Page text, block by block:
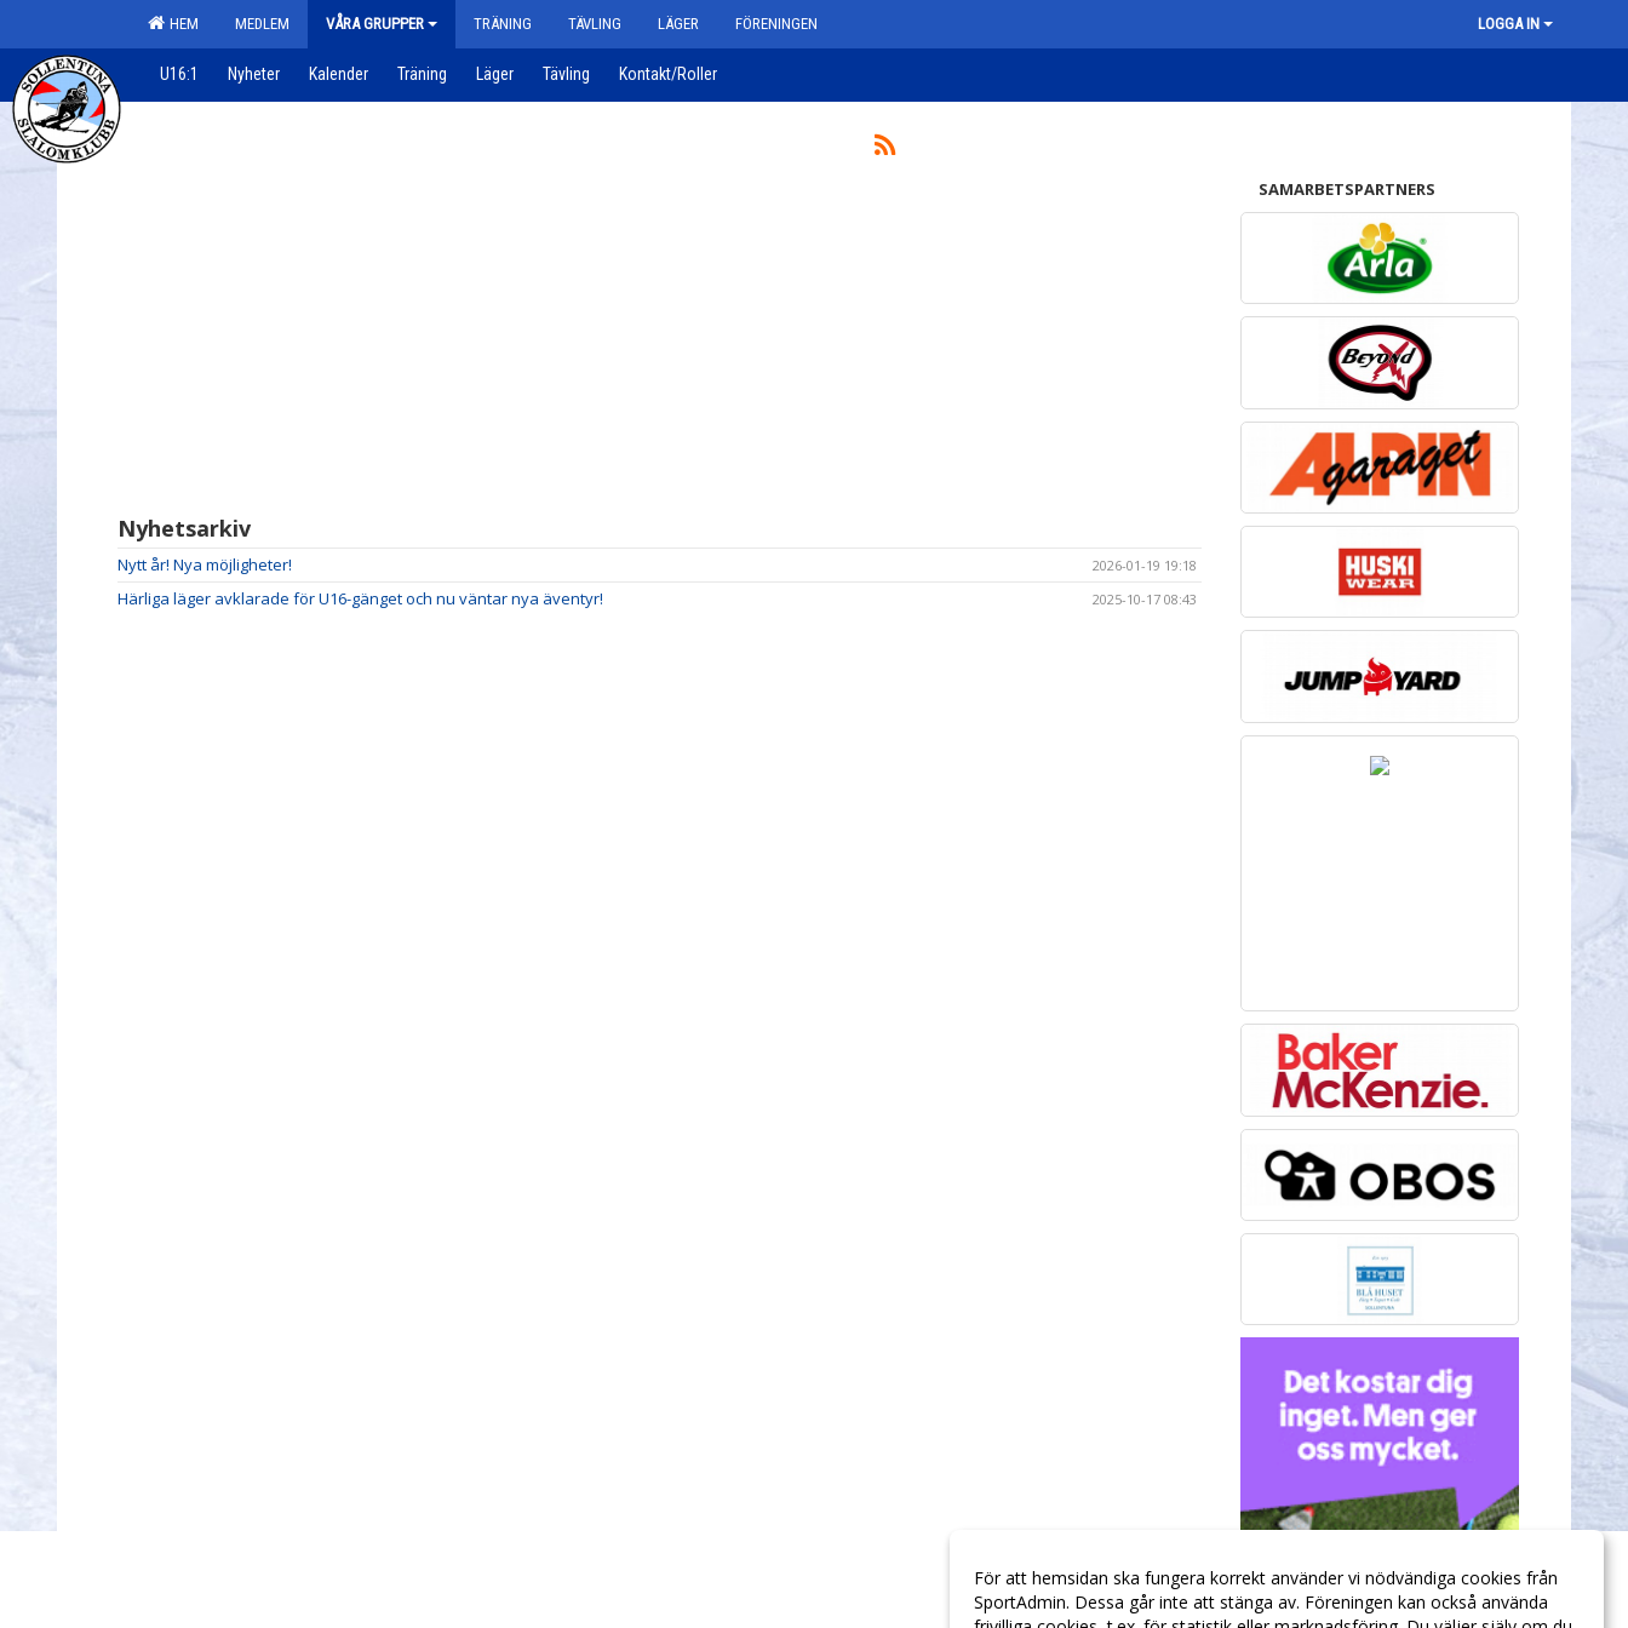
HEM MEDLEM VÅRA GRUPPER TRÄNING TÄVLING LÄGER FÖRENINGEN LOGGA IN
U16:1 Nyheter Kalender Träning Läger Tävling Kontakt/Roller
Nyhetsarkiv
Nytt år! Nya möjligheter! 2026-01-19 19:18
Härliga läger avklarade för U16-gänget och nu väntar nya äventyr! 2025-10-17 08:43
SAMARBETSPARTNERS
För att hemsidan ska fungera korrekt använder vi nödvändiga cookies från
SportAdmin. Dessa går inte att stänga av. Föreningen kan också använda